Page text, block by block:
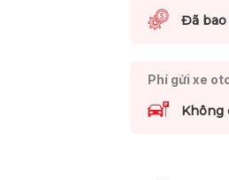
Đã
Phí gửi xe
Không